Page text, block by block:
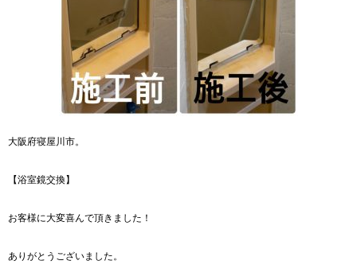
大阪府寝屋川市。
【浴室鏡交換】
お客様に大変喜んで頂きました！
ありがとうございました。